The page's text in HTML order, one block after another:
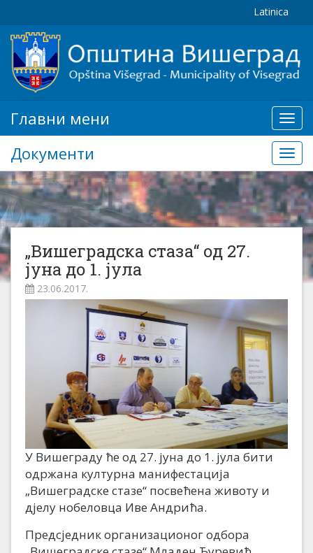
Latinica
мени
Главни мени
Документи
„Вишеградска стаза“ од 27.
јуна до 1. јула
23.06.2017.
У Вишеграду ће од 27. јуна до 1. јула бити
одржана културна манифестација
„Вишеградске стазе“ посвећена животу и
дјелу нобеловца Иве Андрића.
Предсједник организационог одбора